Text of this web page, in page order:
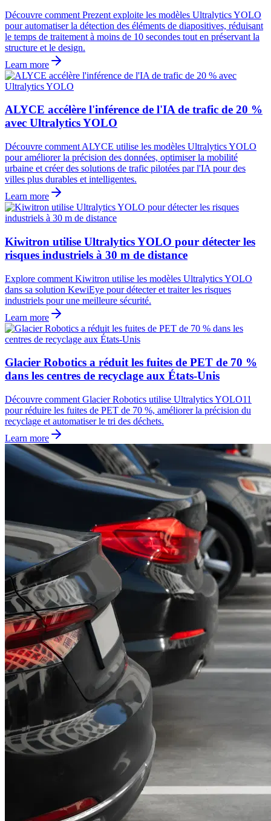
Découvre comment Prezent exploite les modèles Ultralytics YOLO
pour automatiser la détection des éléments de diapositives, réduisant
le temps de traitement à moins de 10 secondes tout en préservant la
structure et le design.
Learn more
ALYCE accélère l'inférence de l'IA de trafic de 20 %
avec Ultralytics YOLO
Découvre comment ALYCE utilise les modèles Ultralytics YOLO
pour améliorer la précision des données, optimiser la mobilité
urbaine et créer des solutions de trafic pilotées par l'IA pour des
villes plus durables et intelligentes.
Learn more
Kiwitron utilise Ultralytics YOLO pour détecter les
risques industriels à 30 m de distance
Explore comment Kiwitron utilise les modèles Ultralytics YOLO
dans sa solution KewiEye pour détecter et traiter les risques
industriels pour une meilleure sécurité.
Learn more
Glacier Robotics a réduit les fuites de PET de 70 %
dans les centres de recyclage aux États-Unis
Découvre comment Glacier Robotics utilise Ultralytics YOLO11
pour réduire les fuites de PET de 70 %, améliorer la précision du
recyclage et automatiser le tri des déchets.
Learn more